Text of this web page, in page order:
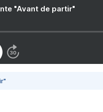
"Avant de partir"